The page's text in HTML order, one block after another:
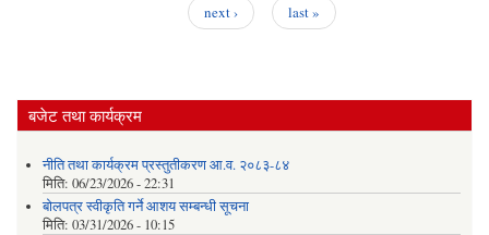
next ›
last »
बजेट तथा कार्यक्रम
नीति तथा कार्यक्रम प्रस्तुतीकरण आ.व. २०८३-८४
मिति: 06/23/2026 - 22:31
बोलपत्र स्वीकृति गर्ने आशय सम्बन्धी सूचना
मिति: 03/31/2026 - 10:15